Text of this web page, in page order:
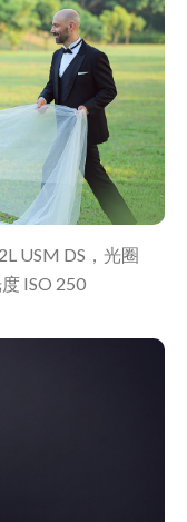
USM DS，光圈
ISO 250